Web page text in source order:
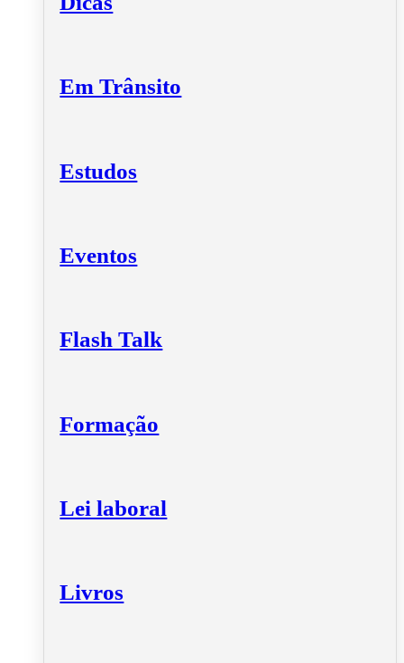
Em Trânsito
Estudos
Eventos
Flash Talk
Formação
Lei laboral
Livros